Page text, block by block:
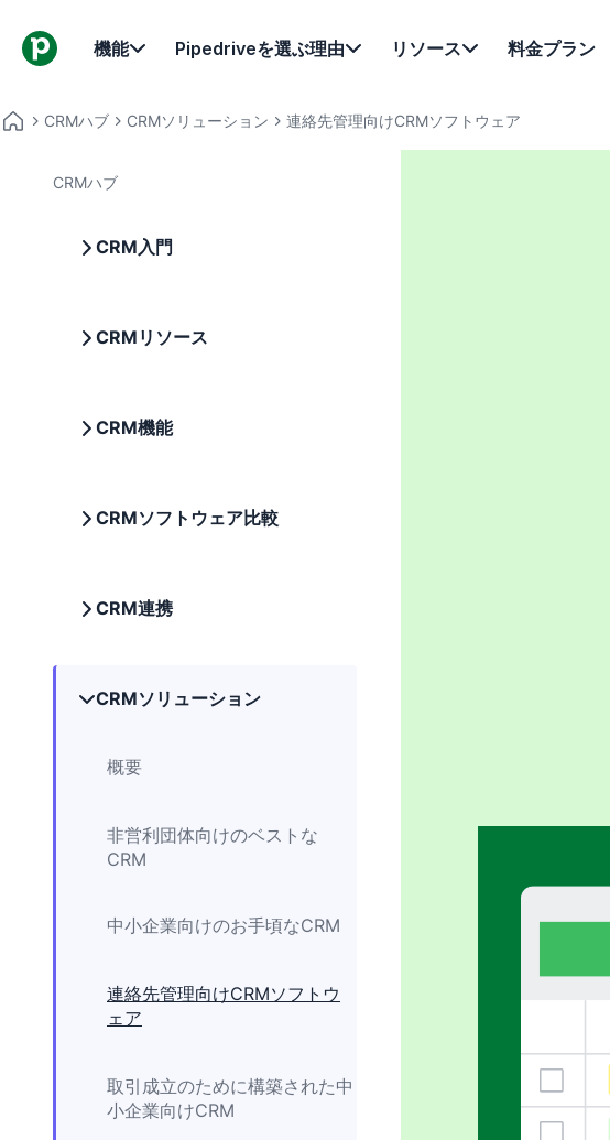
機能 Pipedriveを選ぶ理由 リソース 料金プラン
CRMハブ CRMソリューション 連絡先管理向けCRMソフトウェア
CRMハブ
CRM入門
CRMリソース
CRM機能
CRMソフトウェア比較
CRM連携
CRMソリューション
概要
非営利団体向けのベストな
CRM
中小企業向けのお手頃なCRM
連絡先管理向けCRMソフトウ
ェア
取引成立のために構築された中
小企業向けCRM